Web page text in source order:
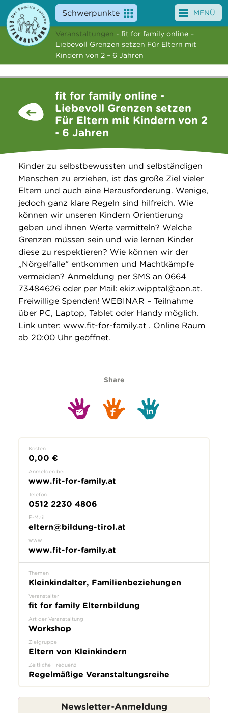
Schwerpunkte
Angebote
Veranstaltungen
Service
MENÜ
Veranstaltungen - fit for family online –
Liebevoll Grenzen setzen Für Eltern mit
Kindern von 2 – 6 Jahren
fit for family online -
Liebevoll Grenzen setzen
Für Eltern mit Kindern von 2
- 6 Jahren
Kinder zu selbstbewussten und selbständigen
Menschen zu erziehen, ist das große Ziel vieler
Eltern und auch eine Herausforderung. Wenige,
jedoch ganz klare Regeln sind hilfreich. Wie
können wir unseren Kindern Orientierung
geben und ihnen Werte vermitteln? Welche
Grenzen müssen sein und wie lernen Kinder
diese zu respektieren? Wie können wir der
„Nörgelfalle“ entkommen und Machtkämpfe
vermeiden? Anmeldung per SMS an 0664
73484626 oder per Mail: ekiz.wipptal@aon.at.
Freiwillige Spenden! WEBINAR – Teilnahme
über PC, Laptop, Tablet oder Handy möglich.
Link unter: www.fit-for-family.at . Online Raum
ab 20:00 Uhr geöffnet.
Share
Kosten
0,00 €
Anmelden bei
www.fit-for-family.at
Telefon
0512 2230 4806
E-Mail
eltern@bildung-tirol.at
www
www.fit-for-family.at
Themen
Kleinkindalter, Familienbeziehungen
Veranstalter
fit for family Elternbildung
Art der Veranstaltung
Workshop
Zielgruppe
Eltern von Kleinkindern
Zeitliche Frequenz
Regelmäßige Veranstaltungsreihe
Newsletter-Anmeldung